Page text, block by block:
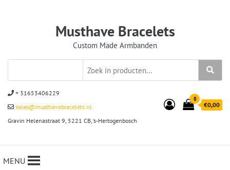
Musthave Bracelets
Custom Made Armbanden
+ 31653406229
sales@musthavebracelets.nl
Gravin Helenastraat 9, 5221 CB, ‘s-Hertogenbosch
0
€0,00
MENU